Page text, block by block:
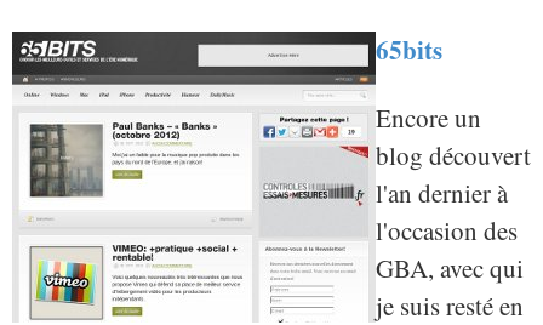
65bits
Encore un
blog découvert
l'an dernier à
l'occasion des
GBA, avec qui
je suis resté en